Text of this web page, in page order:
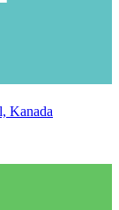
Kanada